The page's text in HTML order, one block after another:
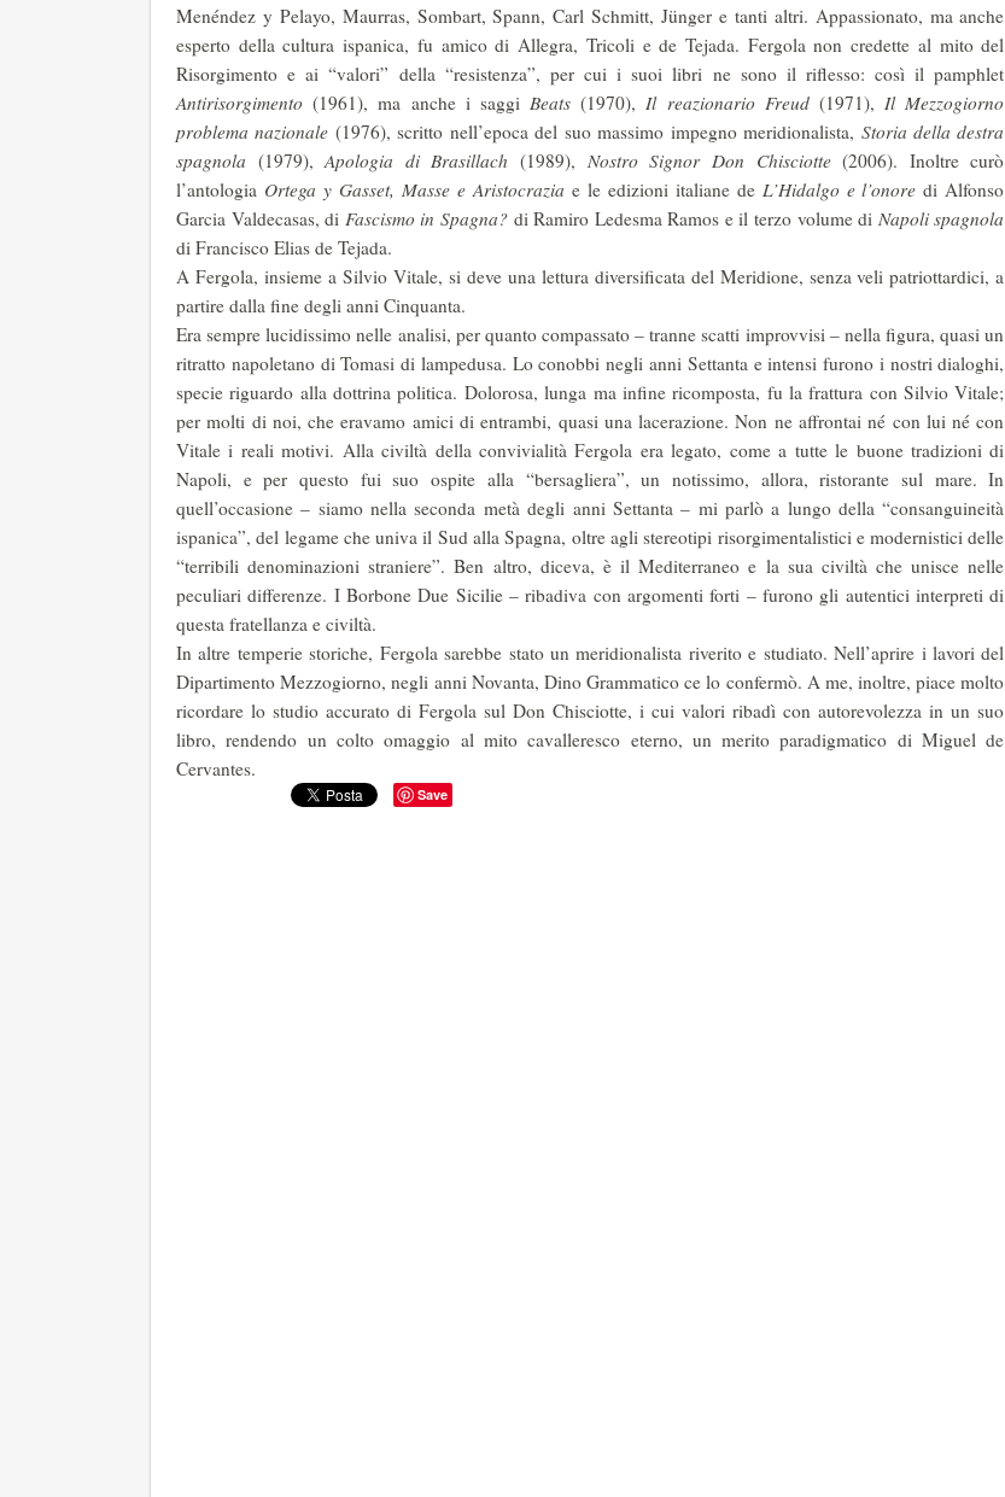
Menéndez y Pelayo, Maurras, Sombart, Spann, Carl Schmitt, Jünger e tanti altri. Appassionato, ma anche
esperto della cultura ispanica, fu amico di Allegra, Tricoli e de Tejada. Fergola non credette al mito del
Risorgimento e ai “valori” della “resistenza”, per cui i suoi libri ne sono il riflesso: così il pamphlet
Antirisorgimento (1961), ma anche i saggiBeats (1970),Il reazionario Freud(1971),Il Mezzogiorno
problema nazionale (1976), scritto nell’epoca del suo massimo impegno meridionalista, Storia della destra
spagnola (1979),Apologia di Brasillach (1989), Nostro Signor Don Chisciotte(2006). Inoltre curò
l’antologia Ortega y Gasset, Masse e Aristocrazia e le edizioni italiane de L’Hidalgo e l’onore di Alfonso
Garcia Valdecasas, di Fascismo in Spagna?di Ramiro Ledesma Ramos e il terzo volume di Napoli spagnola
di Francisco Elias de Tejada.
A Fergola, insieme a Silvio Vitale, si deve una lettura diversificata del Meridione, senza veli patriottardici, a
partire dalla fine degli anni Cinquanta.
Era sempre lucidissimo nelle analisi, per quanto compassato – tranne scatti improvvisi – nella figura, quasi un
ritratto napoletano di Tomasi di lampedusa. Lo conobbi negli anni Settanta e intensi furono i nostri dialoghi,
specie riguardo alla dottrina politica. Dolorosa, lunga ma infine ricomposta, fu la frattura con Silvio Vitale;
per molti di noi, che eravamo amici di entrambi, quasi una lacerazione. Non ne affrontai né con lui né con
Vitale i reali motivi. Alla civiltà della convivialità Fergola era legato, come a tutte le buone tradizioni di
Napoli, e per questo fui suo ospite alla “bersagliera”, un notissimo, allora, ristorante sul mare. In
quell’occasione – siamo nella seconda metà degli anni Settanta – mi parlò a lungo della “consanguineità
ispanica”, del legame che univa il Sud alla Spagna, oltre agli stereotipi risorgimentalistici e modernistici delle
“terribili denominazioni straniere”. Ben altro, diceva, è il Mediterraneo e la sua civiltà che unisce nelle
peculiari differenze. I Borbone Due Sicilie – ribadiva con argomenti forti – furono gli autentici interpreti di
questa fratellanza e civiltà.
In altre temperie storiche, Fergola sarebbe stato un meridionalista riverito e studiato. Nell’aprire i lavori del
Dipartimento Mezzogiorno, negli anni Novanta, Dino Grammatico ce lo confermò. A me, inoltre, piace molto
ricordare lo studio accurato di Fergola sul Don Chisciotte, i cui valori ribadì con autorevolezza in un suo
libro, rendendo un colto omaggio al mito cavalleresco eterno, un merito paradigmatico di Miguel de
Cervantes.
Save